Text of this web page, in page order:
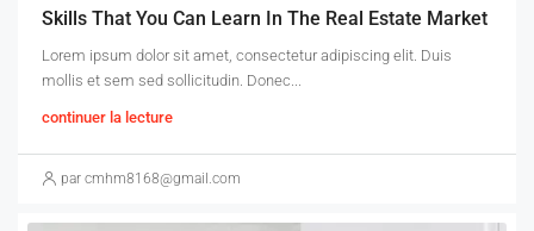
Skills That You Can Learn In The Real Estate Market
Lorem ipsum dolor sit amet, consectetur adipiscing elit. Duis
mollis et sem sed sollicitudin. Donec...
continuer la lecture
par cmhm8168@gmail.com